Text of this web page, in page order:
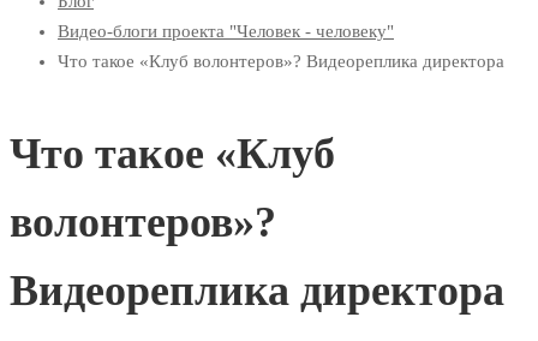
Видео-блоги проекта "Человек - человеку"
Что такое «Клуб волонтеров»? Видеореплика директора
Что такое «Клуб
волонтеров»?
Видеореплика директора